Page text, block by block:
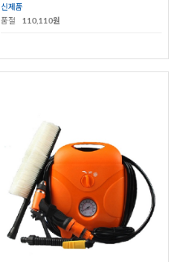
신제품
품절
110,110원